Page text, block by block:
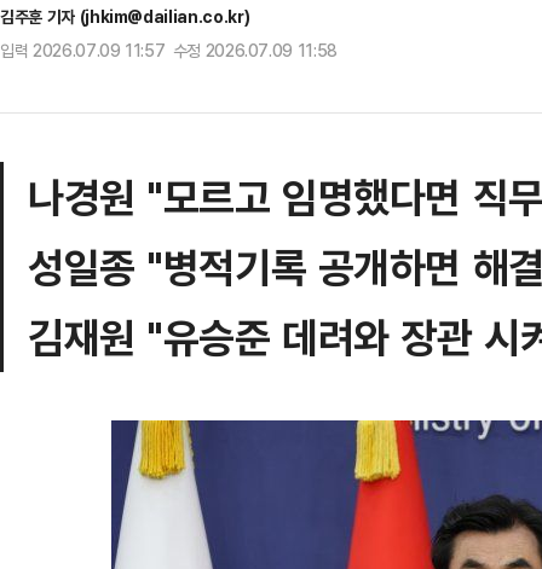
김주훈 기자 (jhkim@dailian.co.kr)
입력 2026.07.09 11:57 수정 2026.07.09 11:58
나경원 "모르고 임명했다면 직
성일종 "병적기록 공개하면 해
김재원 "유승준 데려와 장관 시